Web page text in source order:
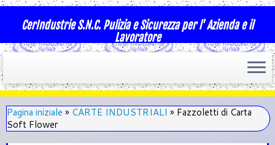
CerIndustrie S.N.C. Pulizia e Sicurezza per l' Azienda e il
Lavoratore
Pagina iniziale » CARTE INDUSTRIALI » Fazzoletti di Carta
Soft Flower